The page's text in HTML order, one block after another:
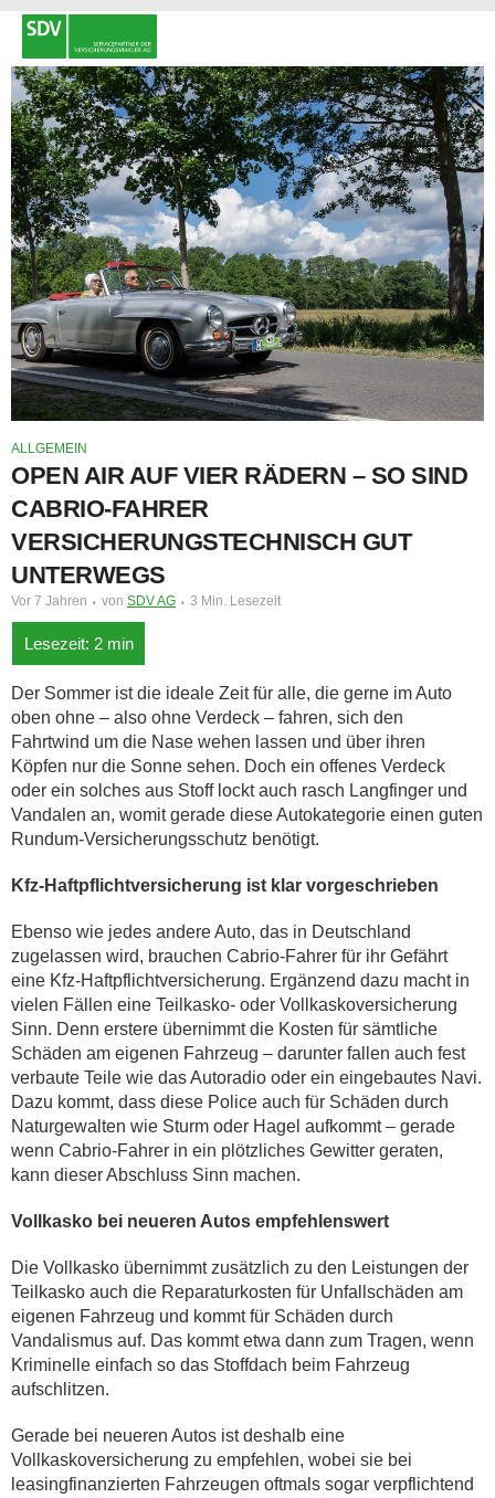
ALLGEMEIN
OPEN AIR AUF VIER RÄDERN – SO SIND
CABRIO-FAHRER
VERSICHERUNGSTECHNISCH GUT
UNTERWEGS
Vor 7 Jahren von SDV AG 3 Min. Lesezeit
Der Sommer ist die ideale Zeit für alle, die gerne im Auto
oben ohne – also ohne Verdeck – fahren, sich den
Fahrtwind um die Nase wehen lassen und über ihren
Köpfen nur die Sonne sehen. Doch ein offenes Verdeck
oder ein solches aus Stoff lockt auch rasch Langfinger und
Vandalen an, womit gerade diese Autokategorie einen guten
Rundum-Versicherungsschutz benötigt.
Kfz-Haftpflichtversicherung ist klar vorgeschrieben
Ebenso wie jedes andere Auto, das in Deutschland
zugelassen wird, brauchen Cabrio-Fahrer für ihr Gefährt
eine Kfz-Haftpflichtversicherung. Ergänzend dazu macht in
vielen Fällen eine Teilkasko- oder Vollkaskoversicherung
Sinn. Denn erstere übernimmt die Kosten für sämtliche
Schäden am eigenen Fahrzeug – darunter fallen auch fest
verbaute Teile wie das Autoradio oder ein eingebautes Navi.
Dazu kommt, dass diese Police auch für Schäden durch
Naturgewalten wie Sturm oder Hagel aufkommt – gerade
wenn Cabrio-Fahrer in ein plötzliches Gewitter geraten,
kann dieser Abschluss Sinn machen.
Vollkasko bei neueren Autos empfehlenswert
Die Vollkasko übernimmt zusätzlich zu den Leistungen der
Teilkasko auch die Reparaturkosten für Unfallschäden am
eigenen Fahrzeug und kommt für Schäden durch
Vandalismus auf. Das kommt etwa dann zum Tragen, wenn
Kriminelle einfach so das Stoffdach beim Fahrzeug
aufschlitzen.
Gerade bei neueren Autos ist deshalb eine
Vollkaskoversicherung zu empfehlen, wobei sie bei
leasingfinanzierten Fahrzeugen oftmals sogar verpflichtend